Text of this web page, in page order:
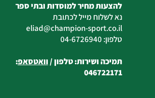
להצעות מחיר למוסדות ובתי ספר
נא לשלוח מייל לכתובת
eliad@champion-sport.co.il
טלפון: 04-6726940
תמיכה ושירות: טלפון /וואטסאפ:
046722171